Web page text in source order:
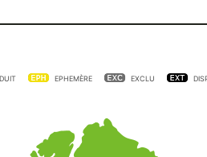
EPHEMÈRE EXCLU